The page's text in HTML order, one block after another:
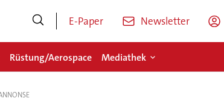
E-Paper Newsletter
Rüstung/Aerospace Mediathek